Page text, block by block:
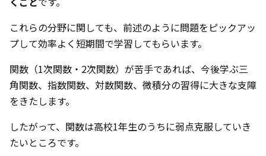
これらの分野に関しても、前述のように問題をピックアッ
プして効率よく短期間で学習してもらいます。
関数（1次関数・2次関数）が苦手であれば、今後学ぶ三
角関数、指数関数、対数関数、微積分の習得に大きな支障
をきたします。
したがって、関数は高校1年生のうちに弱点克服していき
たいところです。